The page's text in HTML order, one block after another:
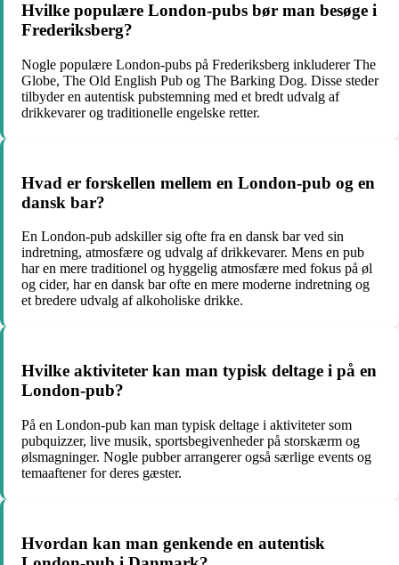
Hvilke populære London-pubs bør man besøge i
Frederiksberg?
Nogle populære London-pubs på Frederiksberg inkluderer The
Globe, The Old English Pub og The Barking Dog. Disse steder
tilbyder en autentisk pubstemning med et bredt udvalg af
drikkevarer og traditionelle engelske retter.
Hvad er forskellen mellem en London-pub og en
dansk bar?
En London-pub adskiller sig ofte fra en dansk bar ved sin
indretning, atmosfære og udvalg af drikkevarer. Mens en pub
har en mere traditionel og hyggelig atmosfære med fokus på øl
og cider, har en dansk bar ofte en mere moderne indretning og
et bredere udvalg af alkoholiske drikke.
Hvilke aktiviteter kan man typisk deltage i på en
London-pub?
På en London-pub kan man typisk deltage i aktiviteter som
pubquizzer, live musik, sportsbegivenheder på storskærm og
ølsmagninger. Nogle pubber arrangerer også særlige events og
temaaftener for deres gæster.
Hvordan kan man genkende en autentisk